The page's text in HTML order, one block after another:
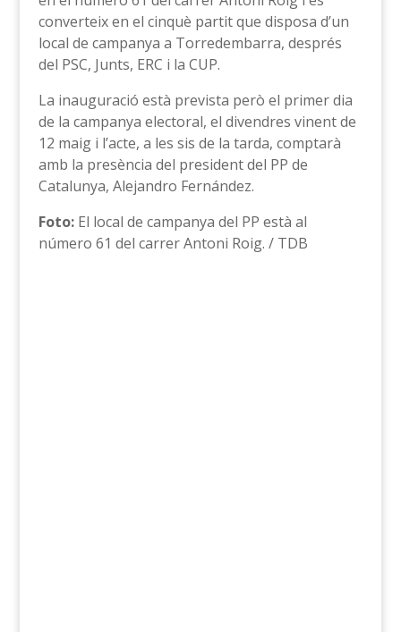
converteix en el cinquè partit que disposa d’un
local de campanya a Torredembarra, després
del PSC, Junts, ERC i la CUP.
La inauguració està prevista però el primer dia
de la campanya electoral, el divendres vinent de
12 maig i l’acte, a les sis de la tarda, comptarà
amb la presència del president del PP de
Catalunya, Alejandro Fernández.
Foto:El local de campanya del PP està al
número 61 del carrer Antoni Roig. / TDB